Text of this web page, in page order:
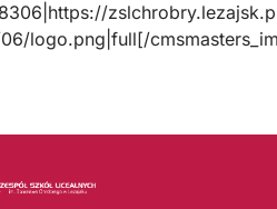
logo.png|full[/